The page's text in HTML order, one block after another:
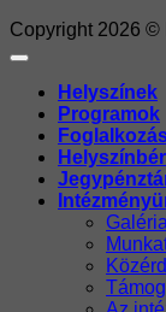
Copyright 2026 ©
Helyszínek
Programok